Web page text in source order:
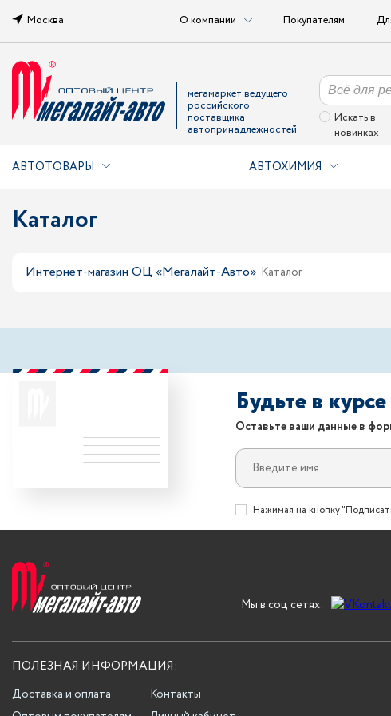
Москва О компании Покупателям
мегамаркет ведущего
российского
поставщика
автопринадлежностей
Искать в
новинках
АВТОТОВАРЫ АВТОХИМИЯ
Каталог
Интернет-магазин ОЦ «Мегалайт-Авто» Каталог
Будьте в
Оставьте ваши данные в
Нажимая на кнопку
Мы в соц сетях:
ПОЛЕЗНАЯ ИНФОРМАЦИЯ:
Доставка и оплата
Контакты